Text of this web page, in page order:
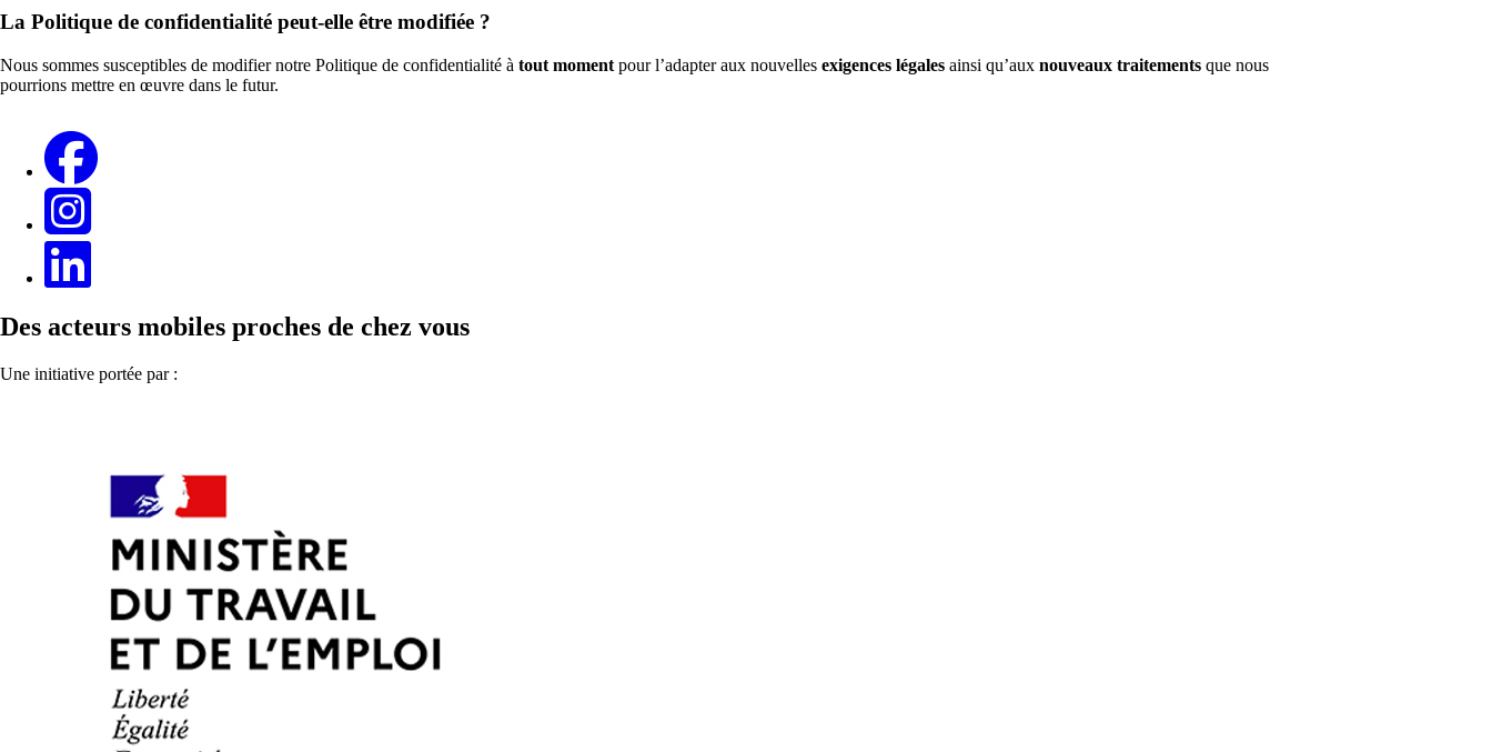
La Politique de confidentialité peut-elle être modifiée ?
Nous sommes susceptibles de modifier notre Politique de confidentialité à tout moment pour l’adapter aux nouvelles exigences légales ainsi qu’aux nouveaux traitements que nous
pourrions mettre en œuvre dans le futur.
Des acteurs mobiles proches de chez vous
Une initiative portée par :